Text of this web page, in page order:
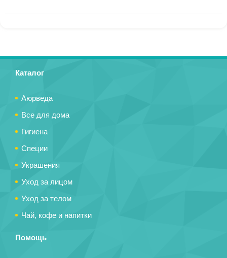
Каталог
Аюрведа
Все для дома
Гигиена
Специи
Украшения
Уход за лицом
Уход за телом
Чай, кофе и напитки
Помощь